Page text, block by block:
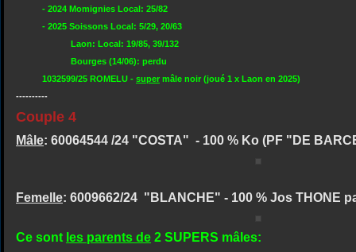
- 2024 Momignies Local: 25/82
- 2025 Soissons Local: 5/29, 20/63
Laon: Local: 19/85, 39/132
Bourges (14/06): perdu
1032599/25 ROMELU - super mâle noir (joué 1 x Laon en 2025)
----------
Couple 4
Mâle: 60064544 /24 "COSTA" - 100 % Ko (PF "DE
Femelle: 6009662/24 "BLANCHE" - 100 % Jos THONE
Ce sont les parents de 2 SUPERS mâles: